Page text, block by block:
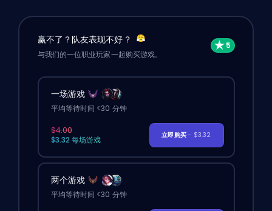
赢不了？队友表现不好？
与我们的一位职业玩家一起购买游戏。
一场游戏
平均等待时间 <30 分钟
$4.00
$3.32 每场游戏
立即购买- $3.32
两个游戏
平均等待时间 <30 分钟